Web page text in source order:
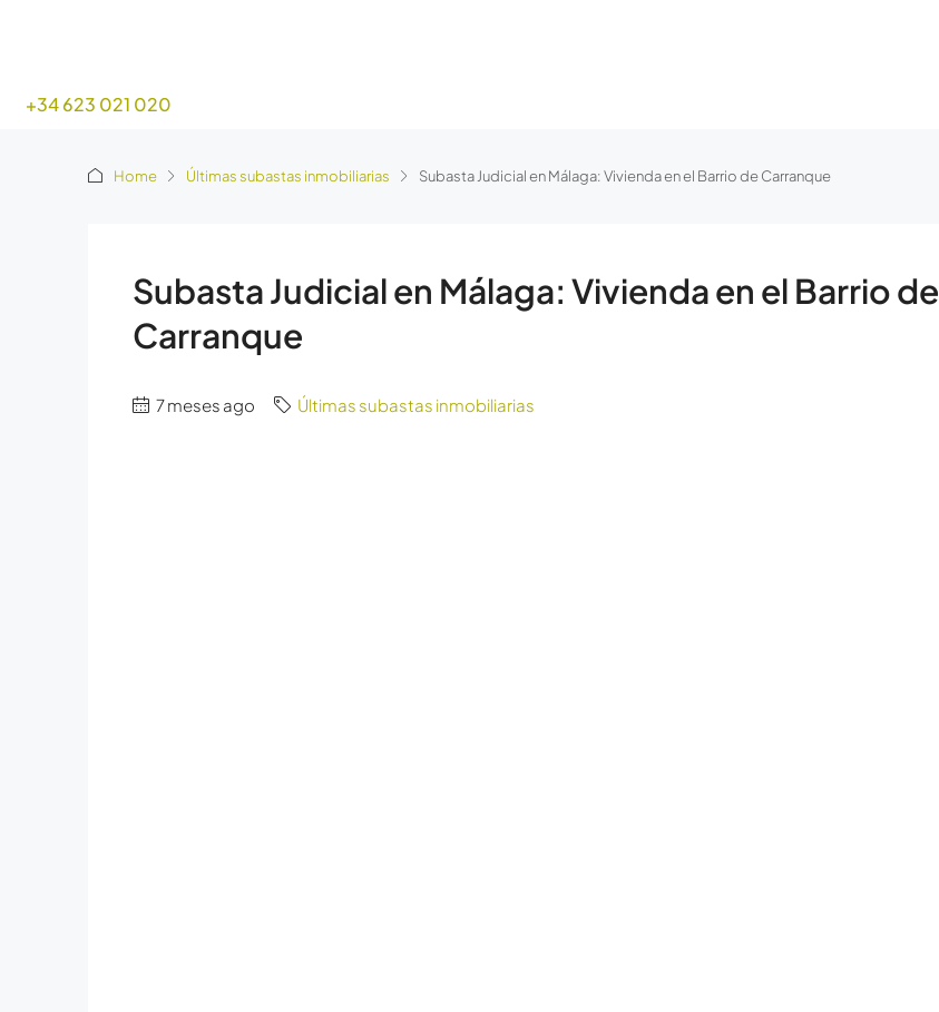
+34 623 021 020
Home Últimas subastas inmobiliarias Subasta Judicial en Málaga: Vivienda en el Barrio de Carranque
Subasta Judicial en Málaga: Vivienda en el Barrio de
Carranque
7 meses ago Últimas subastas inmobiliarias